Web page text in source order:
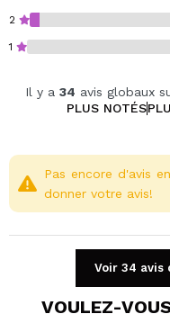
2
1
Il y a 34 avis globaux
PLUS NOTÉS
Pas encore d'avis
donner votre avis!
Voir 34 avis
VOULEZ-